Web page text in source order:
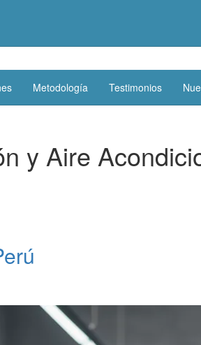
Metodología Testimonios
y Aire